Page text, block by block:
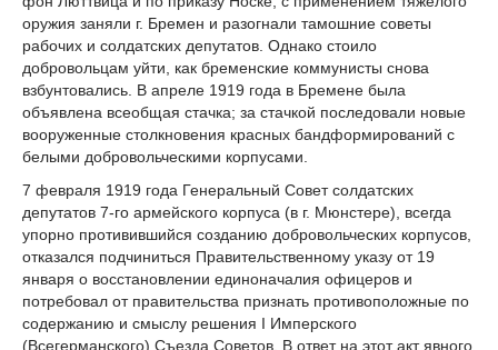
оружия заняли г. Бремен и разогнали тамошние советы
рабочих и солдатских депутатов. Однако стоило
добровольцам уйти, как бременские коммунисты снова
взбунтовались. В апреле 1919 года в Бремене была
объявлена всеобщая стачка; за стачкой последовали новые
вооруженные столкновения красных бандформирований с
белыми добровольческими корпусами.
7 февраля 1919 года Генеральный Совет солдатских
депутатов 7-го армейского корпуса (в г. Мюнстере), всегда
упорно противившийся созданию добровольческих корпусов,
отказался подчиниться Правительственному указу от 19
января о восстановлении единоначалия офицеров и
потребовал от правительства признать противоположные по
содержанию и смыслу решения I Имперского
(Всегерманского) Съезда Советов. В ответ на этот акт явного